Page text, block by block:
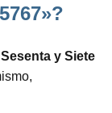
y Siete